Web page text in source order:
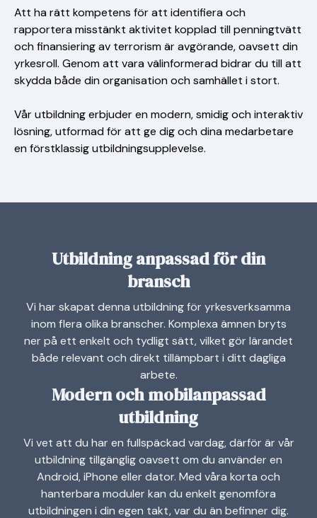
Att ha rätt kompetens för att identifiera och
rapportera misstänkt aktivitet kopplad till penningtvätt
och finansiering av terrorism är avgörande, oavsett din
yrkesroll. Genom att vara välinformerad bidrar du till att
skydda både din organisation och samhället i stort.
Vår utbildning erbjuder en modern, smidig och interaktiv
lösning, utformad för att ge dig och dina medarbetare
en förstklassig utbildningsupplevelse.
Utbildning anpassad för din
bransch
Vi har skapat denna utbildning för yrkesverksamma
inom flera olika branscher. Komplexa ämnen bryts
ner på ett enkelt och tydligt sätt, vilket gör lärandet
både relevant och direkt tillämpbart i ditt dagliga
arbete.
Modern och mobilanpassad
utbildning
Vi vet att du har en fullspäckad vardag, därför är vår
utbildning tillgänglig oavsett om du använder en
Android, iPhone eller dator. Med våra korta och
hanterbara moduler kan du enkelt genomföra
utbildningen i din egen takt, var du än befinner dig.